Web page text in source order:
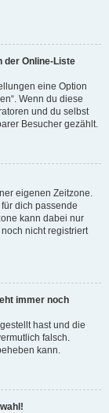
der Online-Liste
eine Option
Wenn du diese
und du selbst
Besucher gezählt.
eigenen Zeitzone.
dich passende
kann dabei nur
nicht registriert
immer noch
hast und die
falsch.
kann.